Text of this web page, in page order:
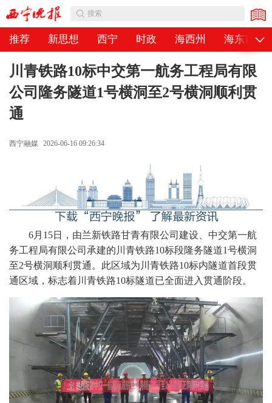
搜索
推荐 新思想 西宁 时政 海西州 海东市
公告
川青铁路10标中交第一航务工程局有限
公司隆务隧道1号横洞至2号横洞顺利贯
通
西宁融媒 2026-06-16 09:26:34
6月15日，由兰新铁路甘青有限公司建设、中交第一航
务工程局有限公司承建的川青铁路10标段隆务隧道1号横洞
至2号横洞顺利贯通。此区域为川青铁路10标内隧道首段贯
通区域，标志着川青铁路10标隧道已全面进入贯通阶段。